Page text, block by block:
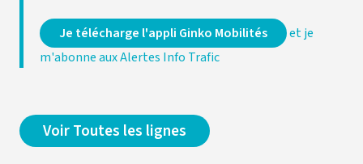
Je télécharge l'appli Ginko Mobilités
et je
m'abonne aux Alertes Info Trafic
Voir Toutes les lignes